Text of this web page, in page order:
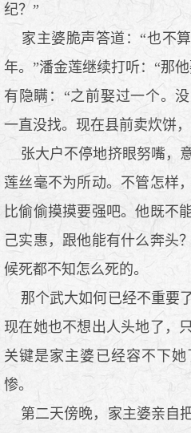
纪？”
家主婆脆声答道：“也不
年。”潘金莲继续打听：“那
有隐瞒：“之前娶过一个。
一直没找。现在县前卖炊饼
张大户不停地挤眼努嘴，
莲丝毫不为所动。不管怎样
比偷偷摸摸要强吧。他既不
己实惠，跟他能有什么奔头
候死都不知怎么死的。
那个武大如何已经不重要
现在她也不想出人头地了，
关键是家主婆已经容不下
惨。
第二天傍晚，家主婆亲自